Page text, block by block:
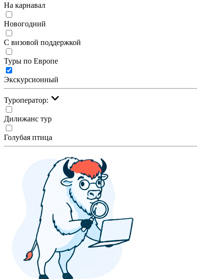
На карнавал
Новогодний
С визовой поддержкой
Туры по Европе
Экскурсионный
Туроператор:
Дилижанс тур
Голубая птица